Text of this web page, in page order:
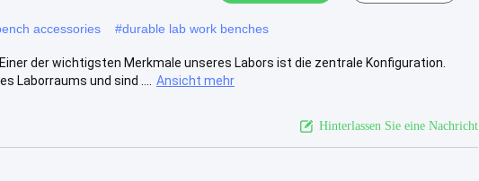
accessories #durable lab work benches
der wichtigsten Merkmale unseres Labors ist die zentrale Konfiguration.
Laborraums und sind ....
Ansicht mehr
Hinterlassen Sie eine Nachricht